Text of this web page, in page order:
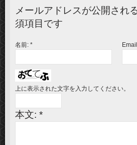
メールアドレスが公開され
須項目です
名前: *
上に表示された文字を入力してください。
本文: *